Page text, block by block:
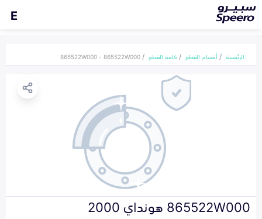
E
الرئيسية أقسام القطع كافة القطع 865522W000 - 865522W000
865522W000 هونداي 2000